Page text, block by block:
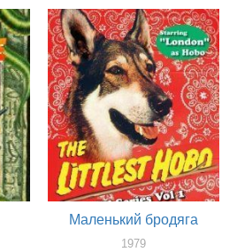
оператор
Маленький бродяга
1979